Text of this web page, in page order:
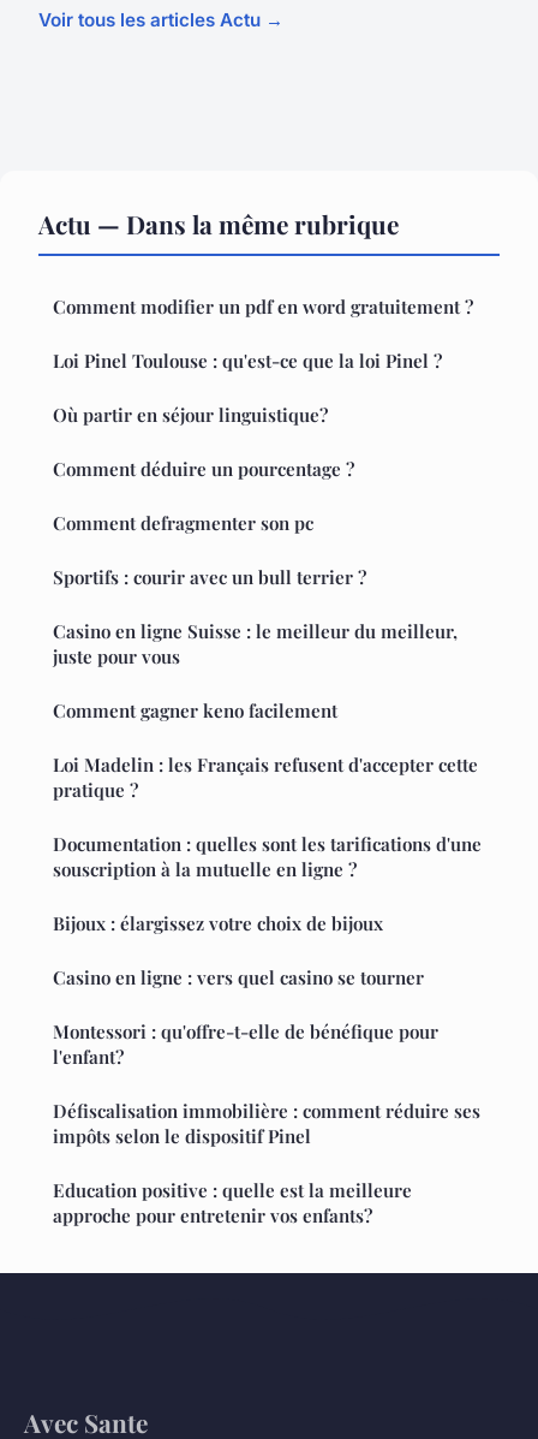
Voir tous les articles Actu →
Actu — Dans la même rubrique
Comment modifier un pdf en word gratuitement ?
Loi Pinel Toulouse : qu'est-ce que la loi Pinel ?
Où partir en séjour linguistique?
Comment déduire un pourcentage ?
Comment defragmenter son pc
Sportifs : courir avec un bull terrier ?
Casino en ligne Suisse : le meilleur du meilleur,
juste pour vous
Comment gagner keno facilement
Loi Madelin : les Français refusent d'accepter cette
pratique ?
Documentation : quelles sont les tarifications d'une
souscription à la mutuelle en ligne ?
Bijoux : élargissez votre choix de bijoux
Casino en ligne : vers quel casino se tourner
Montessori : qu'offre-t-elle de bénéfique pour
l'enfant?
Défiscalisation immobilière : comment réduire ses
impôts selon le dispositif Pinel
Education positive : quelle est la meilleure
approche pour entretenir vos enfants?
Avec Sante